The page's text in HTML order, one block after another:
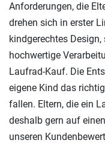
Anforderungen, die
drehen sich in erster
kindgerechtes
hochwertige
Laufrad-Kauf. Die
eigene Kind das
fallen. Eltern, die ein
deshalb gern auf einen
unseren